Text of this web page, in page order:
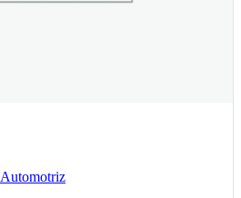
Automotriz